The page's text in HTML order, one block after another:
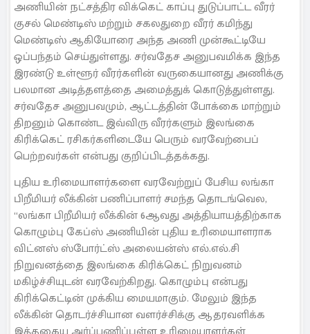
அணியின் நட்சத்திர விக்கெட் காப்பு துடுப்பாட்ட வீரர்
குசல் மெண்டிஸ் மற்றும் சகலதுறை வீரர் கமிந்து
மெண்டிஸ் ஆகியோரை அந்த அணி முன்கூட்டியே
ஒப்பந்தம் செய்துள்ளது. சர்வதேச அனுபவமிக்க இந்த
இரண்டு உள்ளூர் வீரர்களின் வருகையானது அணிக்கு
பலமான அடித்தளத்தை அமைத்துக் கொடுத்துள்ளது.
சர்வதேச அனுபவமும், ஆட்டத்தின் போக்கை மாற்றும்
திறனும் கொண்ட இவ்விரு வீரர்களும் இலங்கை
கிரிக்கெட் ரசிகர்களிடையே பெரும் வரவேற்பைப்
பெற்றவர்கள் என்பது குறிப்பிடத்தக்கது.
புதிய உரிமையாளர்களை வரவேற்றுப் பேசிய லங்கா
பிறீமியர் லீக்கின் பணிப்பாளர் சமந்த தொடங்வெல,
“லங்கா பிறீமியர் லீக்கின் 6ஆவது அத்தியாயத்திற்காக
கொழும்பு கேப்ஸ் அணியின் புதிய உரிமையாளராக
விட்னஸ் ஸ்போர்ட்ஸ் அலையன்ஸ் எல்.எல்.சி
நிறுவனத்தை இலங்கை கிரிக்கெட் நிறுவனம்
மகிழ்ச்சியுடன் வரவேற்கிறது. கொழும்பு என்பது
கிரிக்கெட்டின் முக்கிய மையமாகும். மேலும் இந்த
லீக்கின் தொடர்ச்சியான வளர்ச்சிக்கு ஆதரவளிக்க